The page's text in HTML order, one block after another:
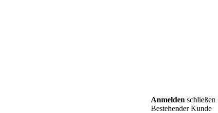
Anmelden schließen
Bestehender Kunde